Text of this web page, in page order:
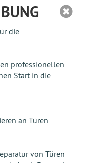
die
professionellen
Start in die
an Türen
von Türen